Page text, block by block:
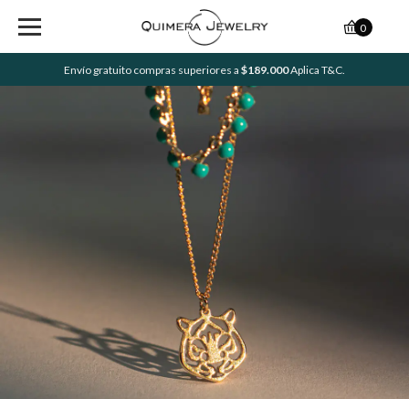
Envío gratuito compras superiores a $189.000Aplica T&C.
0